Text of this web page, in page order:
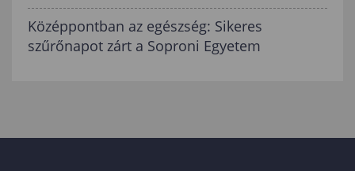
Középpontban az egészség: Sikeres
szűrőnapot zárt a Soproni Egyetem